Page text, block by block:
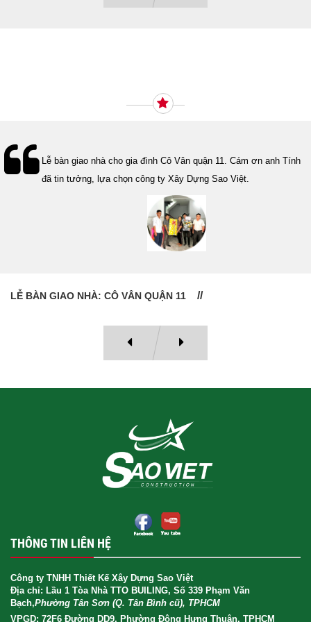
Lễ bàn giao nhà cho gia đình Cô Vân quận 11. Cám ơn anh Tính
đã tin tưởng, lựa chọn công ty Xây Dựng Sao Việt.
LỄ BÀN GIAO NHÀ: CÔ VÂN QUẬN 11
THÔNG TIN LIÊN HỆ
Công ty TNHH Thiết Kế Xây Dựng Sao Việt
Địa chỉ: Lầu 1 Tòa Nhà TTO BUILING, Số 339 Phạm Văn
Bạch,Phường Tân Sơn (Q. Tân Bình cũ), TPHCM
VPGD: 72F6 Đường DD9, Phường Đông Hưng Thuận, TPHCM